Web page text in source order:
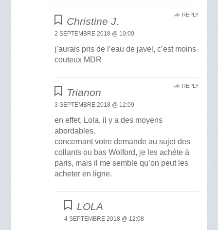
Christine J.
2 SEPTEMBRE 2018 @ 10:00
j’aurais pris de l’eau de javel, c’est moins
couteux MDR
REPLY
Trianon
3 SEPTEMBRE 2018 @ 12:09
en effet, Lola, il y a des moyens
abordables.
concernant votre demande au sujet des
collants ou bas Wolford, je les achète à
paris, mais il me semble qu’on peut les
acheter en ligne.
REPLY
LOLA
4 SEPTEMBRE 2018 @ 12:08